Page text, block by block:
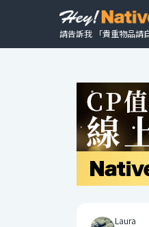
請告訴我 「貴重物品請
Laura